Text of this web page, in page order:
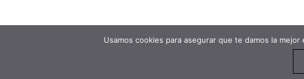
Usamos cookies para asegurar que te damos la